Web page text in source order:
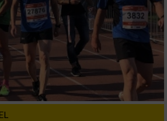
für personalisierte
zur Auswahl
zur Personalisierung